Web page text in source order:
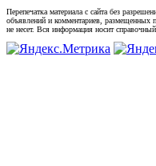
Перепечатка материала с сайта без
объявлений и комментариев, размещенных
не несет. Вся информация носит